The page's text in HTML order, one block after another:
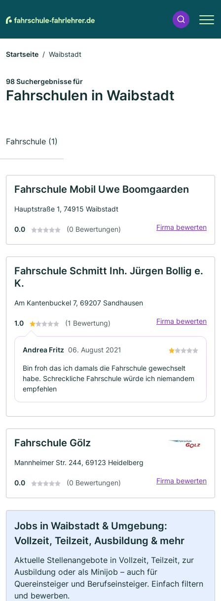
Startseite Waibstadt
98 Suchergebnisse für
Fahrschulen in Waibstadt
Fahrschule (1)
Fahrschule Mobil Uwe Boomgaarden
Hauptstraße 1, 74915 Waibstadt
0.0 (0 Bewertungen) Firma bewerten
Fahrschule Schmitt Inh. Jürgen Bollig e.
K.
Am Kantenbuckel 7, 69207 Sandhausen
1.0 (1 Bewertung) Firma bewerten
Andrea Fritz 06. August 2021
Bin froh das ich damals die Fahrschule gewechselt
habe. Schreckliche Fahrschule würde ich niemandem
empfehlen
Fahrschule Gölz
Mannheimer Str. 244, 69123 Heidelberg
0.0 (0 Bewertungen) Firma bewerten
Jobs in Waibstadt & Umgebung:
Vollzeit, Teilzeit, Ausbildung & mehr
Aktuelle Stellenangebote in Vollzeit, Teilzeit, zur
Ausbildung oder als Minijob – auch für
Quereinsteiger und Berufseinsteiger. Einfach filtern
und bewerben.